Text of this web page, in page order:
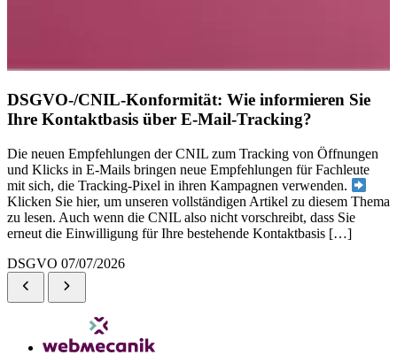
DSGVO-/CNIL-Konformität: Wie informieren Sie
Ihre Kontaktbasis über E-Mail-Tracking?
Die neuen Empfehlungen der CNIL zum Tracking von Öffnungen
und Klicks in E-Mails bringen neue Empfehlungen für Fachleute
mit sich, die Tracking-Pixel in ihren Kampagnen verwenden.
Klicken Sie hier, um unseren vollständigen Artikel zu diesem Thema
zu lesen. Auch wenn die CNIL also nicht vorschreibt, dass Sie
erneut die Einwilligung für Ihre bestehende Kontaktbasis […]
DSGVO 07/07/2026